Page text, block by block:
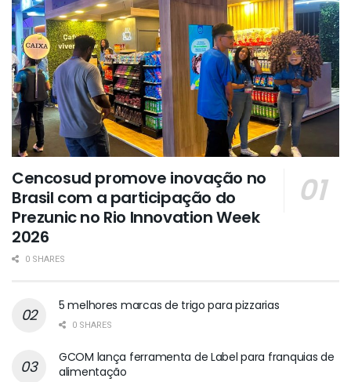
Cencosud promove inovação no
Brasil com a participação do
Prezunic no Rio Innovation Week
2026
0 SHARES
5 melhores marcas de trigo para pizzarias
0 SHARES
GCOM lança ferramenta de Label para franquias de
alimentação